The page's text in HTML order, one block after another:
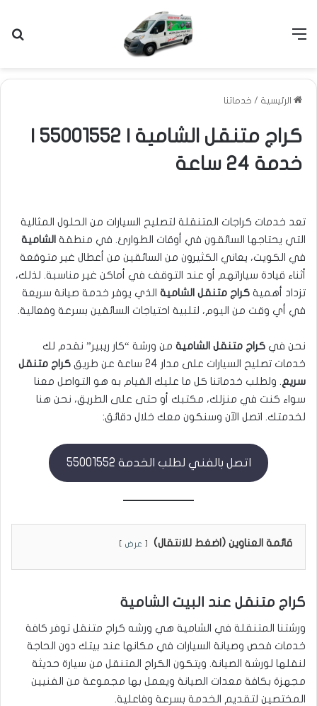
القائمة
الرئيسية / خدماتنا
خدمة 24 ساعة
تعد خدمات كراجات المتنقلة لتصليح السيارات من الحلول المثالية
التي يحتاجها السائقون في أوقات الطوارئ. في منطقة الشامية
في الكويت، يعاني الكثيرون من السائقين من أعطال غير متوقعة
أثناء قيادة سياراتهم أو عند التوقف في أماكن غير مناسبة. لذلك،
تزداد أهمية كراج متنقل الشامية الذي يوفر خدمة صيانة سريعة
في أي وقت من اليوم، لتلبية احتياجات السائقين بسرعة وفعالية.
نحن في كراج متنقل الشامية من ورشة “كار ريبير” نقدم لك
خدمات تصليح السيارات على مدار 24 ساعة عن طريق
كراج متنقل
سريع. ولطلب خدماتنا كل ما عليك القيام به هو التواصل معنا
سواء كنت في منزلك، مكتبك أو حتى على الطريق، نحن هنا
لخدمتك. اتصل الآن وسنكون معك خلال دقائق:
اتصل بالفني لطلب الخدمة 55001552
قائمة العناوين (اضغط للانتقال) عرض
كراج متنقل عند البيت الشامية
ورشتنا المتنقلة في الشامية هي ورشه كراج متنقل توفر كافة
خدمات فحص وصيانة السيارات في مكانها عند بيتك دون الحاجة
لنقلها لورشة الصيانة. ويتكون الكراج المتنقل من سيارة حديثة
مجهزة بكافة معدات الصيانة ويعمل بها مجموعة من الفنيين
المختصين لتقديم الخدمة بسرعة وفاعلية.